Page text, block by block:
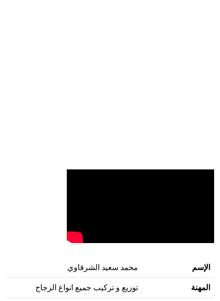
الإسم محمد سعيد الشرقاوي
المهنة توزيع و تركيب جميع انواع الزجاج